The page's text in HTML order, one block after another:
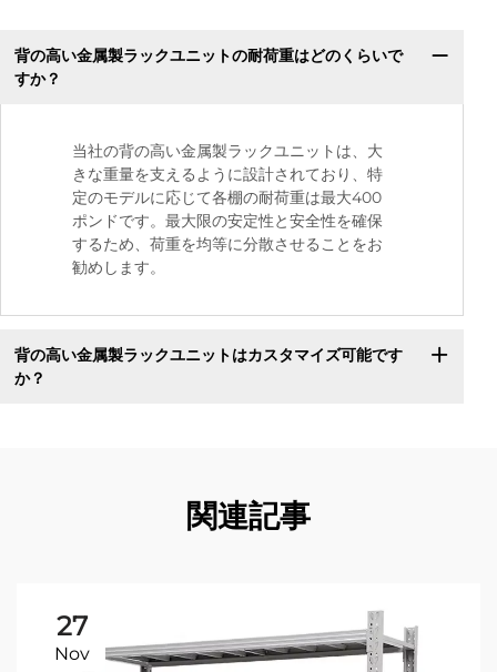
背の高い金属製ラックユニットの耐荷重はどのくらいで
すか？
当社の背の高い金属製ラックユニットは、大
きな重量を支えるように設計されており、特
定のモデルに応じて各棚の耐荷重は最大400
ポンドです。最大限の安定性と安全性を確保
するため、荷重を均等に分散させることをお
勧めします。
背の高い金属製ラックユニットはカスタマイズ可能です
か？
関連記事
27
Nov